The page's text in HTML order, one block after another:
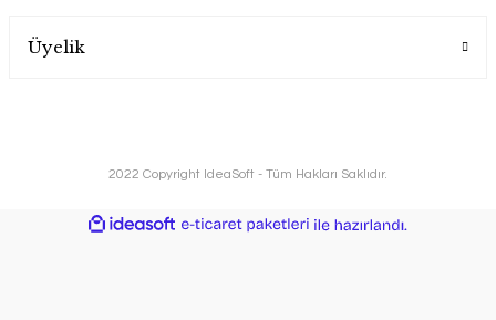
Üyelik
2022 Copyright IdeaSoft - Tüm Hakları Saklıdır.
ideasoft
e-